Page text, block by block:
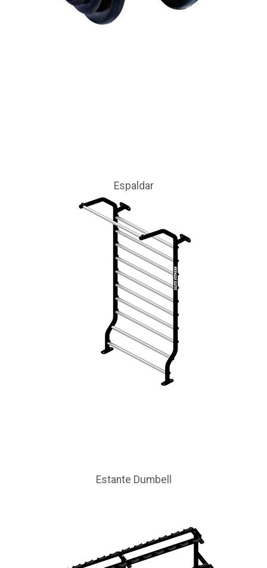
Espaldar
Estante Dumbell